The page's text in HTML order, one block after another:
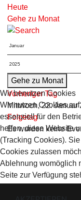
Heute
Gehe zu Monat
Gehe zu Monat
Vorheriger Tag
Mittwoch, 22. Januar
Folgetag
Es wurden keine
Wir benutzen Cookies
Wir nutzen Cookies
essenziell für den
helfen, diese Website
(Tracking Cookies).
Cookies zulassen
Ablehnung womöglich
Seite zur Verfügung